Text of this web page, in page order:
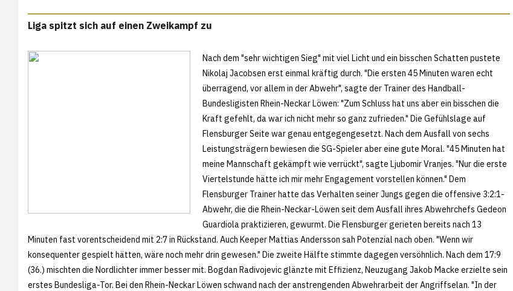
Liga spitzt sich auf einen Zweikampf zu
Nach dem "sehr wichtigen Sieg" mit viel Licht und ein bisschen Schatten pustete
Nikolaj Jacobsen erst einmal kräftig durch. "Die ersten 45 Minuten waren echt
überragend, vor allem in der Abwehr", sagte der Trainer des Handball-
Bundesligisten Rhein-Neckar Löwen: "Zum Schluss hat uns aber ein bisschen die
Kraft gefehlt, da war ich nicht mehr so ganz zufrieden." Die Gefühlslage auf
Flensburger Seite war genau entgegengesetzt. Nach dem Ausfall von sechs
Leistungsträgern bewiesen die SG-Spieler aber eine gute Moral. "45 Minuten hat
meine Mannschaft gekämpft wie verrückt", sagte Ljubomir Vranjes. "Nur die erste
Viertelstunde hätte ich mir mehr Engagement vorstellen können." Dem
Flensburger Trainer hatte das Verhalten seiner Jungs gegen die offensive 3:2:1-
Abwehr, die die Rhein-Neckar-Löwen seit dem Ausfall ihres Abwehrchefs Gedeon
Guardiola praktizieren, gewurmt. Die Flensburger gerieten bereits nach 13
Minuten fast vorentscheidend mit 2:7 in Rückstand. Auch Keeper Mattias Andersson sah Potenzial nach oben. "Wenn wir
konsequenter gespielt hätten, wäre noch mehr drin gewesen." Die zweite Hälfte stimmte dagegen versöhnlich. Nach dem 17:9
(36.) mischten die Nordlichter immer besser mit. Bogdan Radivojevic glänzte mit Effizienz, Neuzugang Jakob Macke erzielte sein
erstes Bundesliga-Tor. Bei den Rhein-Neckar Löwen schwand nach der anstrengenden Abwehrarbeit der Angriffselan. "In der